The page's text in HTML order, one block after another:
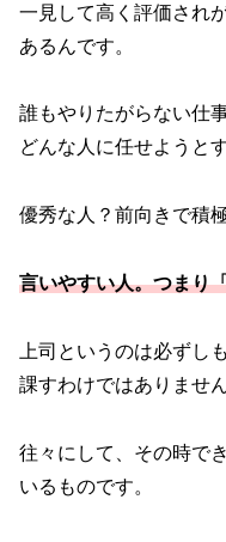
一見して高く評価され
あるんです。
誰もやりたがらない仕
どんな人に任せようと
優秀な人？前向きで積
言いやすい人。つまり
上司というのは必ずし
課すわけではありません
往々にして、その時で
いるものです。